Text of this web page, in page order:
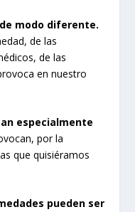
modo diferente.
de las
de las
en nuestro
especialmente
por la
que quisiéramos
pueden ser